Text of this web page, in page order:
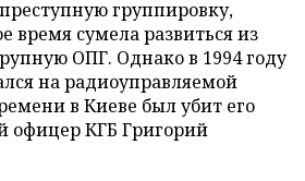
группировку,
время сумела развиться из
ОПГ. Однако в 1994 году
на радиоуправляемой
в Киеве был убит его
КГБ Григорий